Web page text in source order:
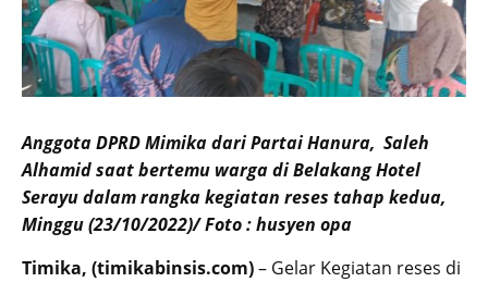
Anggota DPRD Mimika dari Partai Hanura, Saleh
Alhamid saat bertemu warga di Belakang Hotel
Serayu dalam rangka kegiatan reses tahap kedua,
Minggu (23/10/2022)/ Foto : husyen opa
Timika, (timikabinsis.com)– Gelar Kegiatan reses di